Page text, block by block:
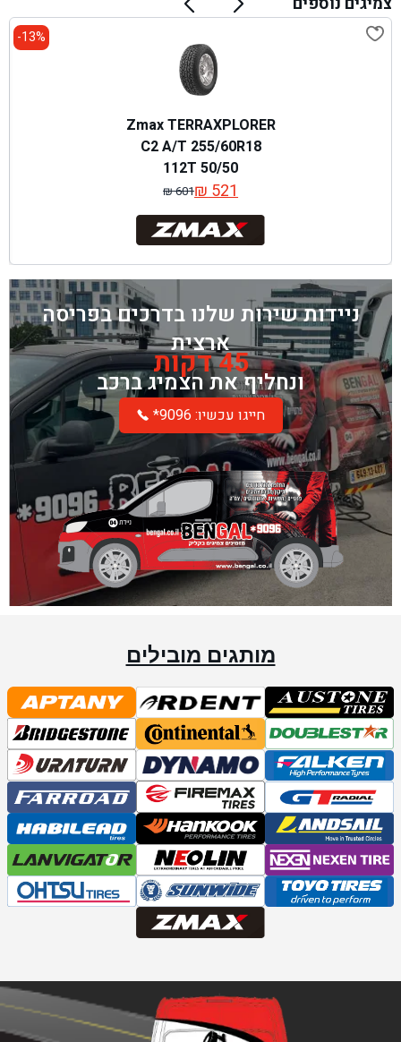
13%-
Zmax TERRAXPLORER
C2 A/T 255/60R18
112T 50/50
₪601
המחיר
המקורי
היה:
₪ 601.
₪521 המחיר
הנוכחי
הוא:
₪ 521.
ניידות שירות שלנו בדרכים בפריסה
ארצית
45 דקות
ונחליף את הצמיג ברכב
*חייגו עכשיו: 9096
מותגים מובילים